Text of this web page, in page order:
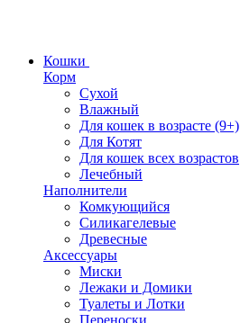
Кошки
Корм
Сухой
Влажный
Для кошек в возрасте (9+)
Для Котят
Для кошек всех возрастов
Лечебный
Наполнители
Комкующийся
Силикагелевые
Древесные
Аксессуары
Миски
Лежаки и Домики
Туалеты и Лотки
Переноски